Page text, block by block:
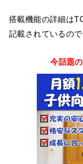
搭載機能の詳細は
記載されているの
今話題